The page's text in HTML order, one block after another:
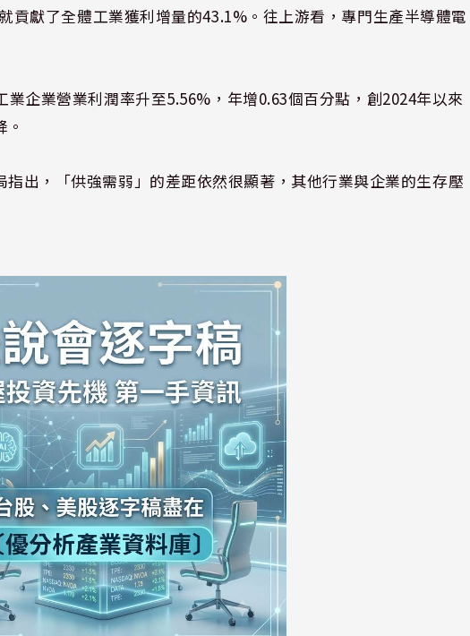
貢獻了全體工業獲利增量的43.1%。往上游看，專門生產半導體電
企業營業利潤率升至5.56%，年增0.63個百分點，創2024年以來
出，「供強需弱」的差距依然很顯著，其他行業與企業的生存壓